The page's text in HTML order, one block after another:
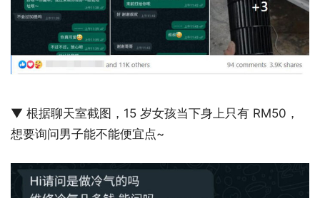
▼ 根据聊天室截图，15 岁女孩当下身上只有 RM50，
想要询问男子能不能便宜点~